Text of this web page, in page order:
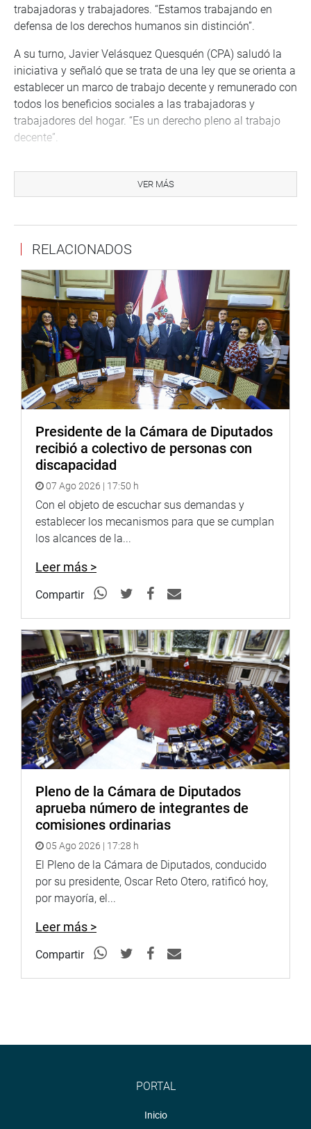
trabajadoras y trabajadores. “Estamos trabajando en
defensa de los derechos humanos sin distinción”.
A su turno, Javier Velásquez Quesquén (CPA) saludó la
iniciativa y señaló que se trata de una ley que se orienta a
establecer un marco de trabajo decente y remunerado con
todos los beneficios sociales a las trabajadoras y
trabajadores del hogar. “Es un derecho pleno al trabajo
decente”.
que “es una obligación la aprobación de esta ley”, pues
con ella “estamos cumpliendo con un convenio
es una ley para equiparar derechos sociales y laborales, y
grupo laboral.
Asimismo, la congresista Tania Pariona (NP) declaró que
se está subsanando la ratificación a un convenio que
debió aprobarse hace varios años. Manifestó, además,
que es una ley justa como para cualquier otro trabajador.
“Los trabajadores y trabajadoras del hogar aportan al PBI,
pero en el crecimiento de la economía no siempre son
tomadas en cuenta”.
Gloria Montenegro (APP) expresó su apoyo a la propuesta
pues consideró importante reconocer los derechos
laborales de este grupo de trabajadores. “Se trata de
otorgarles un trabajo digno y decente”.
En tanto, María Melgarejo (FP) sostuvo que este proyecto
de ley incide directamente en el bien común, y Francisco
altruismo y derechos.
Con la aprobación de esta ley se establecen normas
mundiales de derechos laborales para los trabajadores y
trabajadoras del hogar; tales como en términos y
condiciones de empleo, horas de trabajo, remuneración
mínima, seguridad social y salud, entre otros.(WHS)
CENTRO DE NOTICIAS
PRENSA-CONGRESO 14-6-18
Puede encontrar más información en nuestra página web
y redes sociales.
goo.gl/Ty5Tto
YouTube: https://goo.gl/VBXBNk
fotografia.congreso.gob.pe
VER MÁS
RELACIONADOS
Presidente de la Cámara de Diputados
recibió a colectivo de personas con
discapacidad
07 Ago 2026 | 17:50 h
Con el objeto de escuchar sus demandas y
establecer los mecanismos para que se cumplan
los alcances de la...
Leer más >
Compartir
Pleno de la Cámara de Diputados
aprueba número de integrantes de
comisiones ordinarias
05 Ago 2026 | 17:28 h
El Pleno de la Cámara de Diputados, conducido
por su presidente, Oscar Reto Otero, ratificó hoy,
por mayoría, el...
Leer más >
Compartir
PORTAL
Inicio